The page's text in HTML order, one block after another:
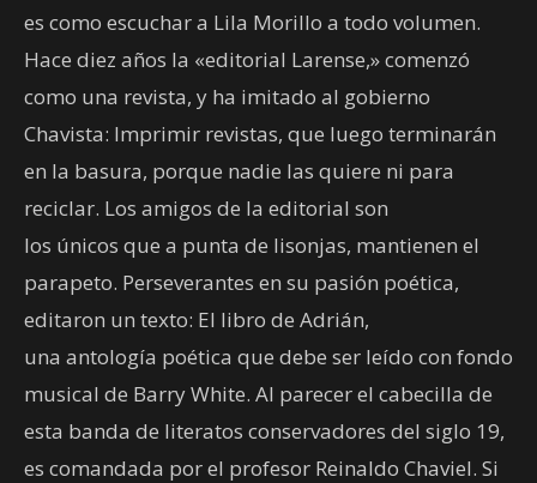
es como escuchar a Lila Morillo a todo volumen.
Hace diez años la «editorial Larense,» comenzó
como una revista, y ha imitado al gobierno
Chavista: Imprimir revistas, que luego terminarán
en la basura, porque nadie las quiere ni para
reciclar. Los amigos de la editorial son
los únicos que a punta de lisonjas, mantienen el
parapeto. Perseverantes en su pasión poética,
editaron un texto: El libro de Adrián,
una antología poética que debe ser leído con fondo
musical de Barry White. Al parecer el cabecilla de
esta banda de literatos conservadores del siglo 19,
es comandada por el profesor Reinaldo Chaviel. Si